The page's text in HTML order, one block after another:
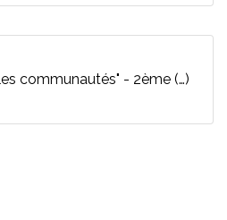
communautés" - 2ème (…)